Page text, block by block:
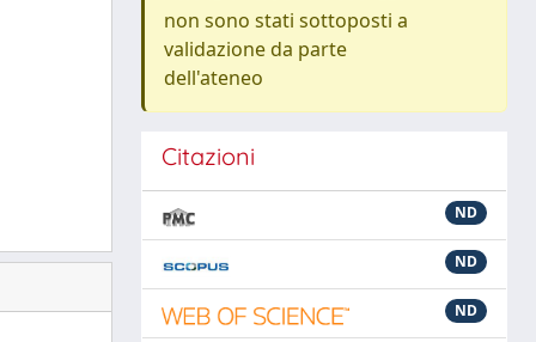
non sono stati sottoposti a
validazione da parte
dell'ateneo
Citazioni
ND
ND
ND